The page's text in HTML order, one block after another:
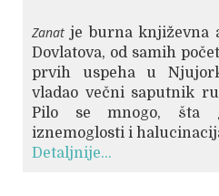
Zanat je burna književna
Dovlatova, od samih
prvih uspeha u
vladao večni saputnik
Pilo se mnogo, šta
iznemoglosti i
Detaljnije...